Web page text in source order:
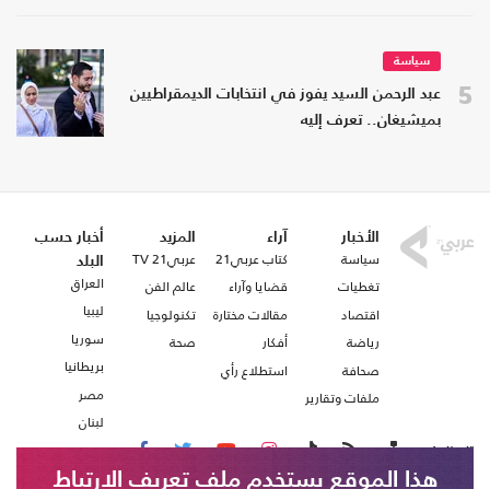
5
سياسة
عبد الرحمن السيد يفوز في انتخابات الديمقراطيين
بميشيغان.. تعرف إليه
الأخبار
سياسة
تغطيات
اقتصاد
رياضة
صحافة
ملفات وتقارير
آراء
كتاب عربي21
قضايا وآراء
مقالات مختارة
أفكار
استطلاع رأي
المزيد
عربي21 TV
عالم الفن
تكنولوجيا
صحة
أخبار حسب
البلد
العراق
ليبيا
سوريا
بريطانيا
مصر
لبنان
تابعنا على
هذا الموقع يستخدم ملف تعريف الارتباط